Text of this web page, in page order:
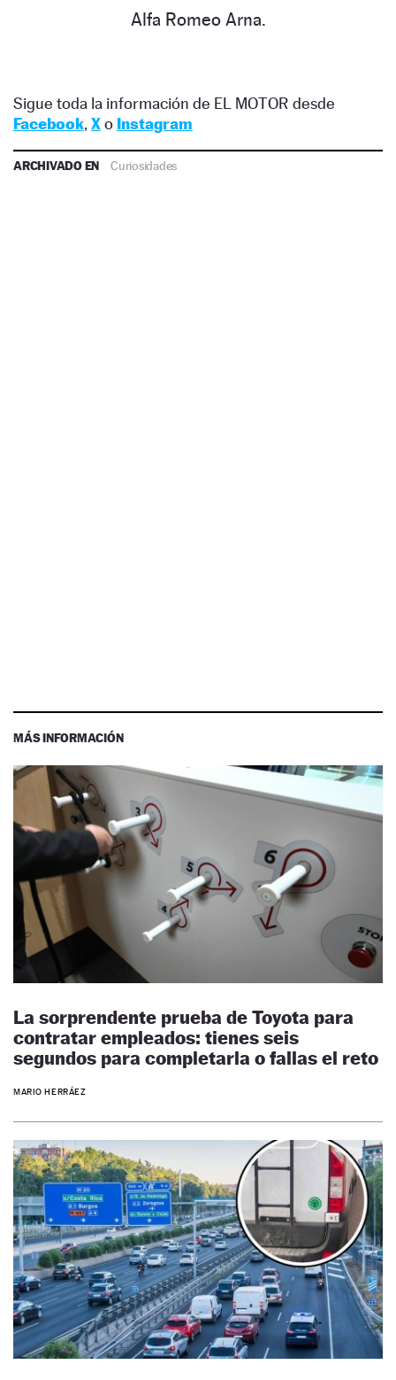
Alfa Romeo Arna.
Sigue toda la información de EL MOTOR desde
Facebook, Xo Instagram
ARCHIVADO EN Curiosidades
MÁS INFORMACIÓN
La sorprendente prueba de Toyota para
contratar empleados: tienes seis
segundos para completarla o fallas el reto
MARIO HERRÁEZ